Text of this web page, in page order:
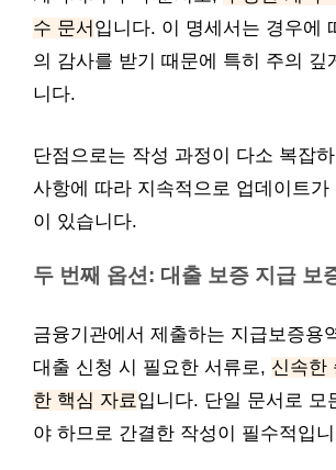
수 문서 입니다. 이 명세서는 경우에
의 감사를 받기 때문에 특히 주의 깊
니다.
단점으로는 작성 과정이 다소 복잡
사항에 따라 지속적으로 업데이트가
이 있습니다.
두 번째 옵션: 대출 보증 지급 보
금융기관에서 제출하는 지급보증용
대출 신청 시 필요한 서류로, 신속한
한 핵심 자료입니다. 단일 문서로 모
야 하므로 간결한 작성이 필수적입